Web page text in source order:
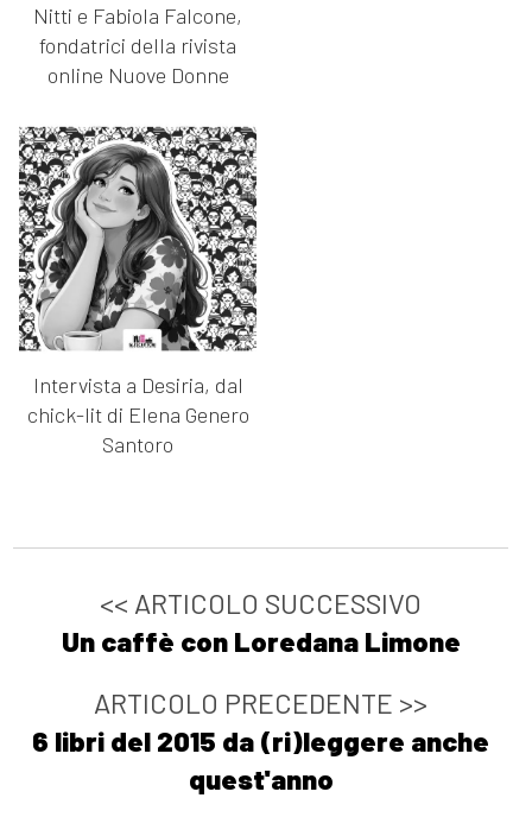
Nitti e Fabiola Falcone,
fondatrici della rivista
online Nuove Donne
Intervista a Desiria, dal
chick-lit di Elena Genero
Santoro
<< ARTICOLO SUCCESSIVO
Un caffè con Loredana Limone
ARTICOLO PRECEDENTE >>
6 libri del 2015 da (ri)leggere anche
quest'anno